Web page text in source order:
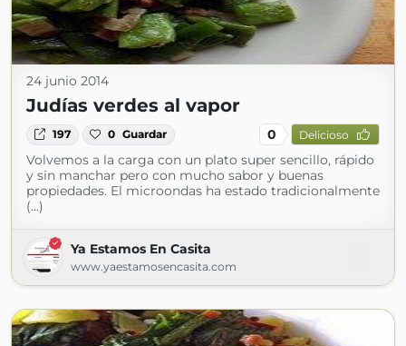
24 junio 2014
Judías verdes al vapor
197 0 Guardar 0 Delicioso
Volvemos a la carga con un plato super sencillo, rápido
y sin manchar pero con mucho sabor y buenas
propiedades. El microondas ha estado tradicionalmente
(...)
Ya Estamos En Casita
www.yaestamosencasita.com